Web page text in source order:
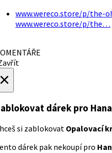
www.wereco.store/p/
www.wereco.store/p/the…
dárek pro
si zablokovat Opalovací
dárek pak nekoupí pro